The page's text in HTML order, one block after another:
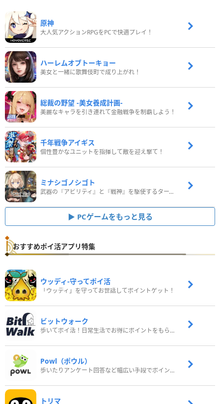
原神
大人気アクションRPGをPCで快適プレイ！
ハーレムオブトーキョー
美女と一緒に歌舞伎町で成り上がれ！
総裁の野望 -美女養成計画-
美麗なキャラを引き連れて金融戦争を制覇しよう！
千年戦争アイギス
個性豊かなユニットを指揮して敵を迎え撃て！
ミナシゴノシゴト
武器の『アビリティ』と『戦神』を駆使するターン制コマンドバトルRPG！
PCゲームをもっと見る
おすすめポイ活アプリ特集
ウッディ‐守ってポイ活
「ウッディ」を守ってお世話してポイントゲット！
ビットウォーク
歩いてポイ活！日常生活でお得にポイントをもらおう
Powl（ポウル）
歩いたりアンケート回答など幅広い手段でポイントをゲット
トリマ